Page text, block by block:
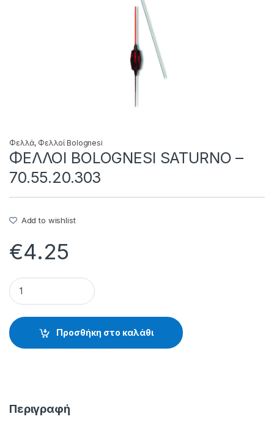
Φελλά, Φελλοί Bolognesi
ΦΕΛΛΟΙ BOLOGNESI SATURNO –
70.55.20.303
Add to wishlist
€4.25
ΦΕΛΛΟΙ BOLOGNESI SATURNO - 70.55.20.303 quantity
Προσθήκη στο καλάθι
Περιγραφή